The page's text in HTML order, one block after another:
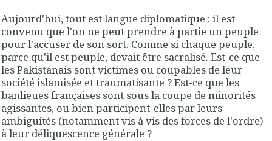
Aujourd'hui, tout est langue diplomatique : il est
convenu que l'on ne peut prendre à partie un peuple
pour l'accuser de son sort. Comme si chaque peuple,
parce qu'il est peuple, devait être sacralisé. Est-ce que
les Pakistanais sont victimes ou coupables de leur
société islamisée et traumatisante ? Est-ce que les
banlieues françaises sont sous la coupe de minorités
agissantes, ou bien participent-elles par leurs
ambiguités (notamment vis à vis des forces de l'ordre)
à leur déliquescence générale ?